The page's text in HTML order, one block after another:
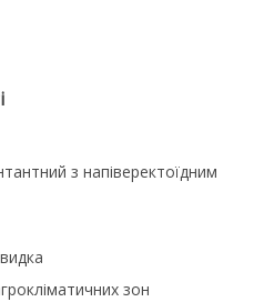
з напіверектоїдним
зон